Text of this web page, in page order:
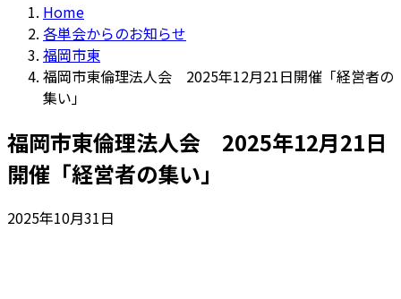
Home
各単会からのお知らせ
福岡市東
福岡市東倫理法人会 2025年12月21日開催「経営者の
集い」
福岡市東倫理法人会 2025年12月21日
開催「経営者の集い」
2025年10月31日